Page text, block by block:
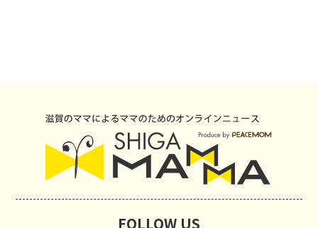
FOLLOW US